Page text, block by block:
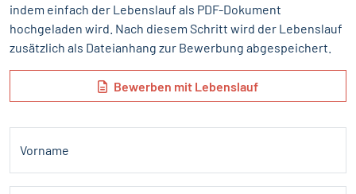
indem einfach der Lebenslauf als PDF-Dokument
hochgeladen wird. Nach diesem Schritt wird der Lebenslauf
zusätzlich als Dateianhang zur Bewerbung abgespeichert.
Bewerben mit Lebenslauf
Vorname